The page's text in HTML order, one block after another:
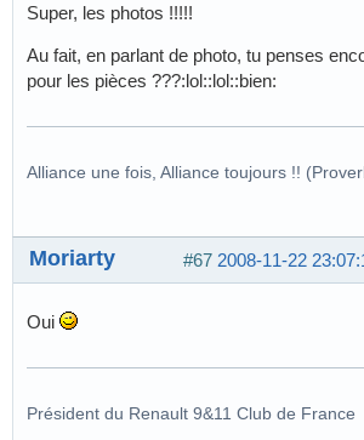
Super, les photos !!!!!
Au fait, en parlant de photo, tu penses
pour les pièces ???:lol::lol::bien:
Alliance une fois, Alliance toujours !!
#67 2008-11-22
Moriarty
Oui
Président du Renault 9&11 Club de France